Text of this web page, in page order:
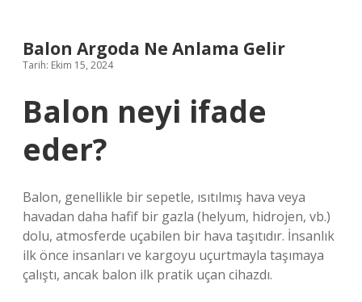
Balon Argoda Ne Anlama Gelir
Tarih: Ekim 15, 2024
Balon neyi ifade
eder?
Balon, genellikle bir sepetle, ısıtılmış hava veya
havadan daha hafif bir gazla (helyum, hidrojen, vb.)
dolu, atmosferde uçabilen bir hava taşıtıdır. İnsanlık
ilk önce insanları ve kargoyu uçurtmayla taşımaya
çalıştı, ancak balon ilk pratik uçan cihazdı.